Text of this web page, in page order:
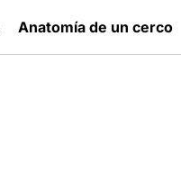
Anatomía de un cerco